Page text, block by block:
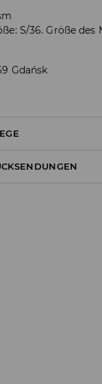
S/36. Größe des
Gdańsk